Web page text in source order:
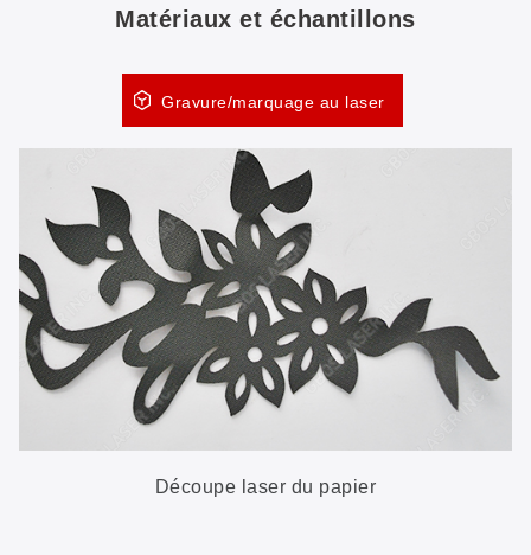
Matériaux et échantillons
Gravure/marquage au laser
Découpe laser du papier